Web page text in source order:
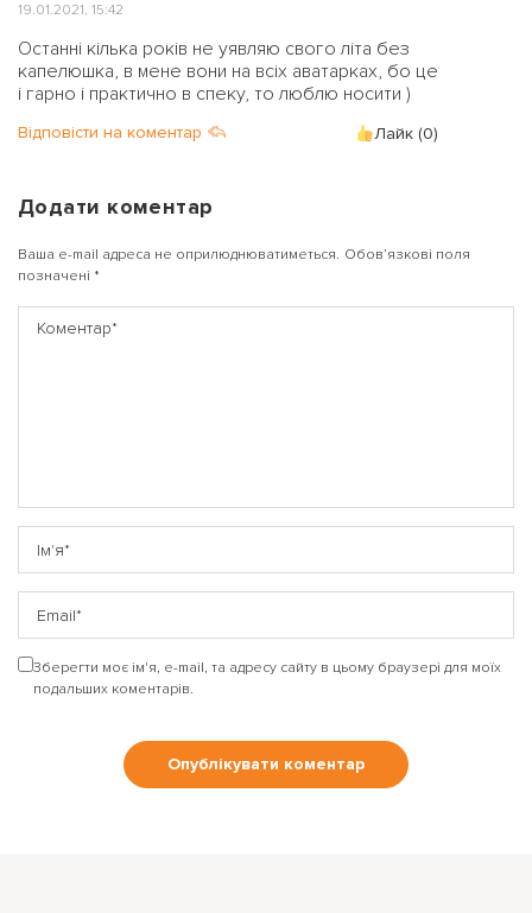
19.01.2021, 15:42
Останні кілька років не уявляю свого літа без
капелюшка, в мене вони на всіх аватарках, бо це
і гарно і практично в спеку, то люблю носити )
Лайк (0)
Відповісти на коментар
Додати коментар
Ваша e-mail адреса не оприлюднюватиметься. Обов’язкові поля
позначені *
Зберегти моє ім'я, e-mail, та адресу сайту в цьому браузері для моїх
подальших коментарів.